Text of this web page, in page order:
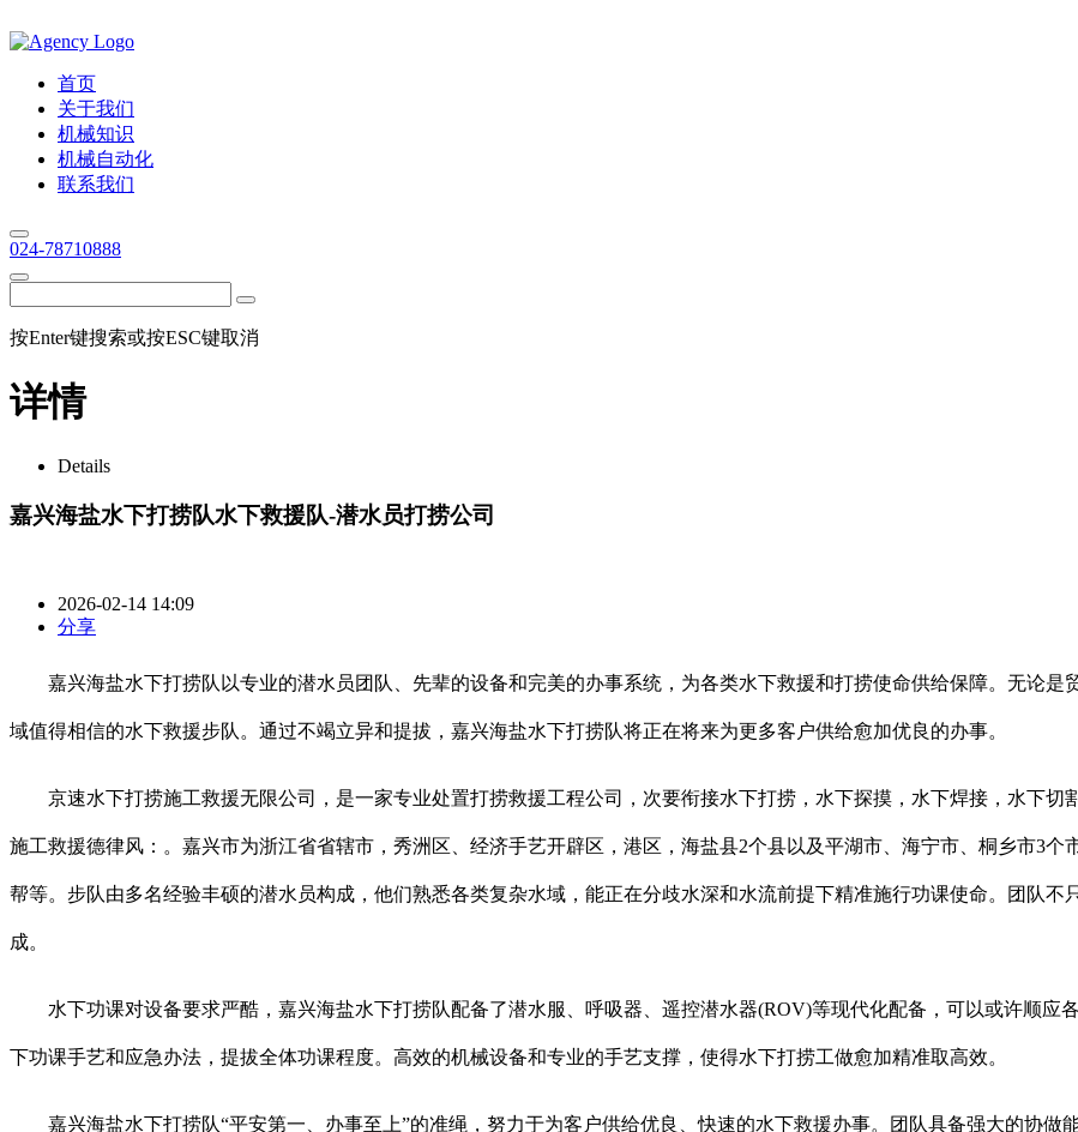
首页
关于我们
机械知识
机械自动化
联系我们
024-78710888
按Enter键搜索或按ESC键取消
详情
Details
嘉兴海盐水下打捞队水下救援队-潜水员打捞公司
2026-02-14 14:09
分享
嘉兴海盐水下打捞队以专业的潜水员团队、先辈的设备和完美的办事系统，为各类水下救援和打捞使命供给保障。无论是
域值得相信的水下救援步队。通过不竭立异和提拔，嘉兴海盐水下打捞队将正在将来为更多客户供给愈加优良的办事。
京速水下打捞施工救援无限公司，是一家专业处置打捞救援工程公司，次要衔接水下打捞，水下探摸，水下焊接，水下切
施工救援德律风：。嘉兴市为浙江省省辖市，秀洲区、经济手艺开辟区，港区，海盐县2个县以及平湖市、海宁市、桐乡市3
帮等。步队由多名经验丰硕的潜水员构成，他们熟悉各类复杂水域，能正在分歧水深和水流前提下精准施行功课使命。团队
成。
水下功课对设备要求严酷，嘉兴海盐水下打捞队配备了潜水服、呼吸器、遥控潜水器(ROV)等现代化配备，可以或许顺应
下功课手艺和应急办法，提拔全体功课程度。高效的机械设备和专业的手艺支撑，使得水下打捞工做愈加精准取高效。
嘉兴海盐水下打捞队“平安第一、办事至上”的准绳，努力于为客户供给优良、快速的水下救援办事。团队具备强大的协做